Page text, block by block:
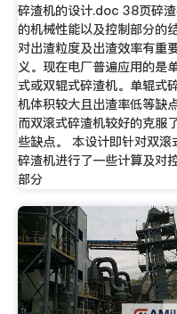
碎渣机的设计.doc 38页碎
的机械性能以及控制部分的
对出渣粒度及出渣效率有重
义。现在电厂普遍应用的是
式或双辊式碎渣机。单辊式
机体积较大且出渣率低等缺点
而双滚式碎渣机较好的克服
些缺点。 本设计即针对双滚
碎渣机进行了一些计算及对
部分